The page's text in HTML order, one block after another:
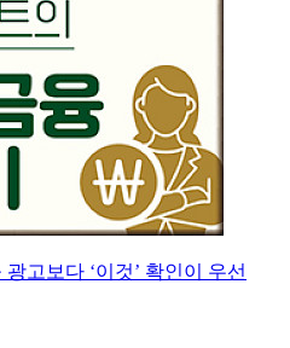
광고보다 ‘이것’ 확인이 우선